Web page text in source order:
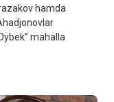
hamda
mahalla